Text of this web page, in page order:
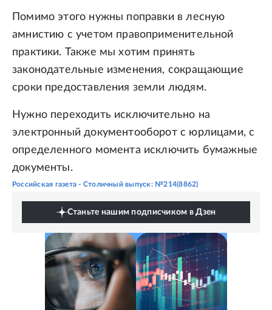
Помимо этого нужны поправки в лесную
амнистию с учетом правоприменительной
практики. Также мы хотим принять
законодательные изменения, сокращающие
сроки предоставления земли людям.
Нужно переходить исключительно на
электронный документооборот с юрлицами, с
определенного момента исключить бумажные
документы.
Российская газета - Столичный выпуск: №214(8862)
Станьте нашим подписчиком в Дзен